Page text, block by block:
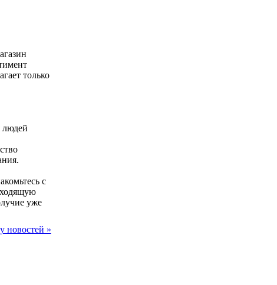
только
людей
с
уже
новостей »